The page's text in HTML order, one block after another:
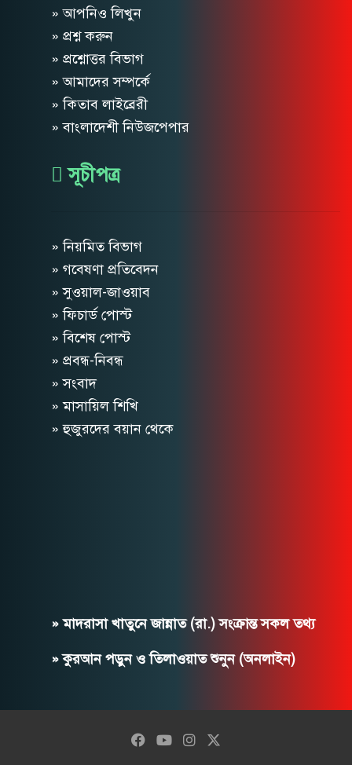
» আপনিও লিখুন
» প্রশ্ন করুন
» প্রশ্নোত্তর বিভাগ
» আমাদের সম্পর্কে
» কিতাব লাইব্রেরী
» বাংলাদেশী নিউজপেপার
সূচীপত্র
» নিয়মিত বিভাগ
» গবেষণা প্রতিবেদন
» সুওয়াল-জাওয়াব
» ফিচার্ড পোস্ট
» বিশেষ পোস্ট
» প্রবন্ধ-নিবন্ধ
» সংবাদ
» মাসায়িল শিখি
» হুজুরদের বয়ান থেকে
» মাদরাসা খাতুনে জান্নাত (রা.) সংক্রান্ত সকল তথ্য
» কুরআন পড়ুন ও তিলাওয়াত শুনুন (অনলাইন)